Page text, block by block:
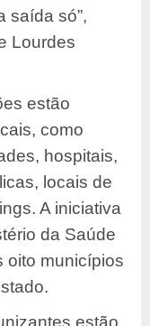
saída só”,
Lourdes
estão
como
hospitais,
locais de
A iniciativa
da Saúde
oito municípios
estão